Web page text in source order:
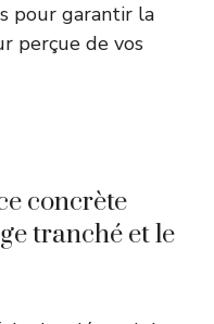
pour garantir la
perçue de vos
concrète
tranché et le